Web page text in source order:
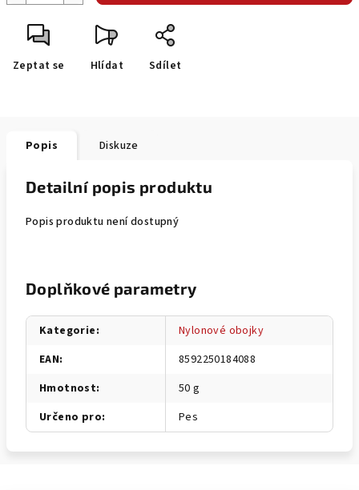
Zeptat se Hlídat Sdílet
Popis Diskuze
Detailní popis produktu
Popis produktu není dostupný
Doplňkové parametry
Kategorie:
Nylonové obojky
EAN:
8592250184088
Hmotnost:
50 g
Určeno pro: Pes